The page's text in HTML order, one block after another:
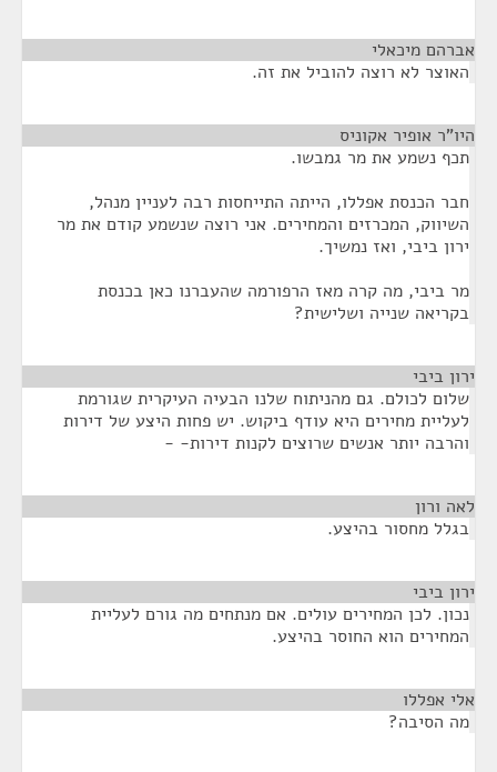
אברהם מיכאלי
האוצר לא רוצה להוביל את זה.
היו"ר אופיר אקוניס
תכף נשמע את מר גמבשו.
חבר הכנסת אפללו, הייתה התייחסות רבה לעניין מנהל,
השיווק, המכרזים והמחירים. אני רוצה שנשמע קודם את מר
ירון ביבי, ואז נמשיך.
מר ביבי, מה קרה מאז הרפורמה שהעברנו כאן בכנסת
בקריאה שנייה ושלישית?
ירון ביבי
שלום לכולם. גם מהניתוח שלנו הבעיה העיקרית שגורמת
לעליית מחירים היא עודף ביקוש. יש פחות היצע של דירות
והרבה יותר אנשים שרוצים לקנות דירות- -
לאה ורון
בגלל מחסור בהיצע.
ירון ביבי
נכון. לכן המחירים עולים. אם מנתחים מה גורם לעליית
המחירים הוא החוסר בהיצע.
אלי אפללו
מה הסיבה?